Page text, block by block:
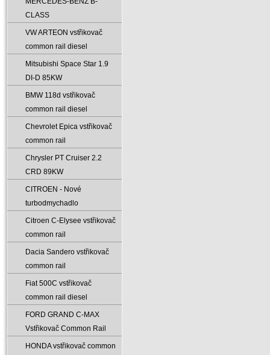
CLASS
VW ARTEON vstřikovač
common rail diesel
Mitsubishi Space Star 1.9
DI-D 85KW
BMW 118d vstřikovač
common rail diesel
Chevrolet Epica vstřikovač
common rail
Chrysler PT Cruiser 2.2
CRD 89KW
CITROEN - Nové
turbodmychadlo
Citroen C-Elysee vstřikovač
common rail
Dacia Sandero vstřikovač
common rail
Fiat 500C vstřikovač
common rail diesel
FORD GRAND C-MAX
Vstřikovač Common Rail
HONDA vstřikovač common